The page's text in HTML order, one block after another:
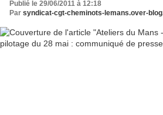
Publié le 29/06/2011 à 12:18
Par syndicat-cgt-cheminots-lemans.over-